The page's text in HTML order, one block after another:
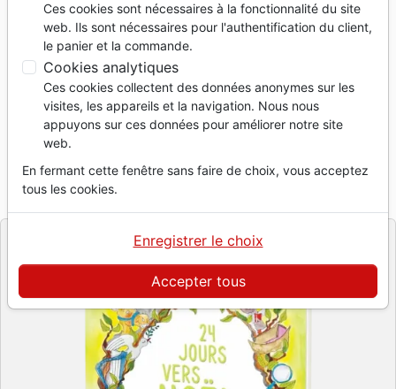
Accueil Livres
Noël et fêtes
24 jours vers..Noël - Un arbre de Jessé à vivre en
famille
24 jours vers..Noël
Un arbre de Jessé à vivew en famille
Collectif
RéférenceOLI9689 EAN9782354796891
OLIVETAN - OPEC
Ces cookies sont nécessaires à la fonctionnalité du site
web. Ils sont nécessaires pour l'authentification du client,
le panier et la commande.
Cookies analytiques
Ces cookies collectent des données anonymes sur les
visites, les appareils et la navigation. Nous nous
appuyons sur ces données pour améliorer notre site
web.
En fermant cette fenêtre sans faire de choix, vous acceptez
tous les cookies.
Accepter tous
Enregistrer le choix